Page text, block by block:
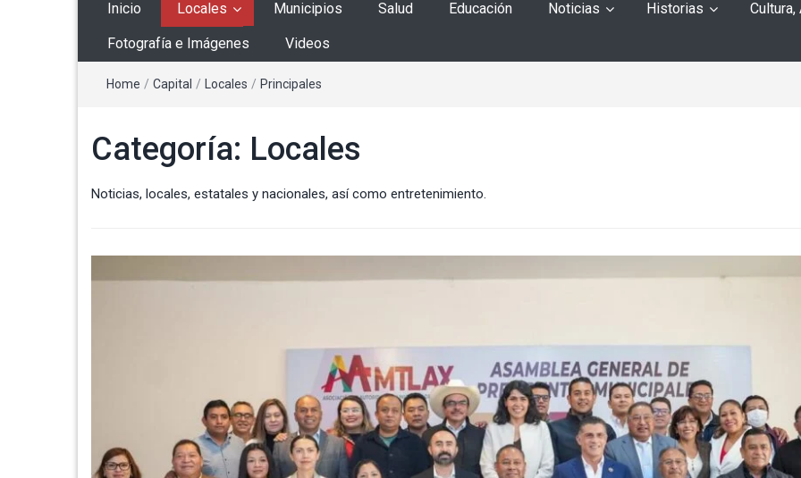
Inicio Locales Municipios Salud Educación Noticias Historias
Fotografía e Imágenes Videos
Home / Capital / Locales / Principales
Categoría: Locales
Noticias, locales, estatales y nacionales, así como entretenimiento.